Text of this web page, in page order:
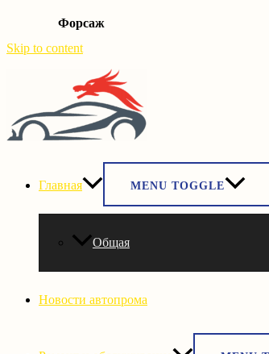
Форсаж
Skip to content
Главная MENU TOGGLE
Общая
Новости автопрома